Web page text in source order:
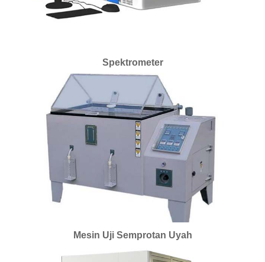
Spektrometer
Mesin Uji Semprotan Uyah